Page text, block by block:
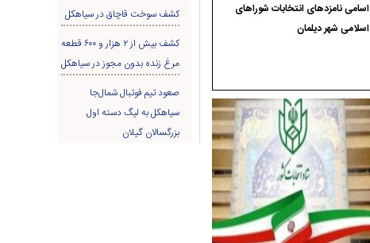
اسامی نامزدهای انتخابات شوراهای
اسلامی شهر دیلمان
کشف سوخت قاچاق در سياهکل
کشف بیش از ۲ هزار و ۶۰۰ قطعه
مرغ زنده بدون مجوز در سیاهکل
صعود تیم فوتبال شمال‌جا‌
سیاهکل به لیگ دسته اول
بزرگسالان گیلان